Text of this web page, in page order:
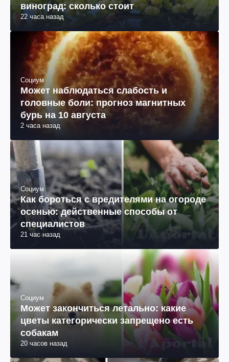
виноград: сколько стоит
22 часа назад
Социум
Может наблюдаться слабость и
головные боли: прогноз магнитных
бурь на 10 августа
2 часа назад
Социум
Как бороться с вредителями на огороде
осенью: действенные способы от
специалистов
21 час назад
Социум
Может закончиться летально: какие
цветы категорически запрещено есть
собакам
20 часов назад